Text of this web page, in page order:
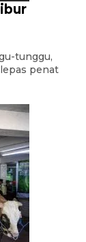
tunggu,
penat